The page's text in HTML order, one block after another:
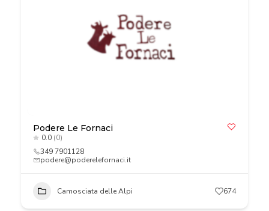
Podere Le Fornaci
0.0 (0)
349 7901128
podere@poderelefornaci.it
Camosciata delle Alpi 674